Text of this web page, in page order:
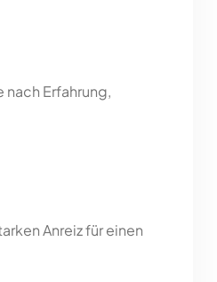
Erfahrung,
Anreiz für einen